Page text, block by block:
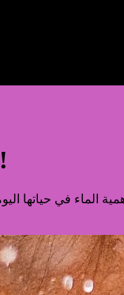
الماء في كل مكان!